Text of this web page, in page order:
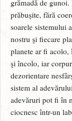
grămadă de
prăbuşite, fără
soarele sistemului
nostru şi fiecare
planete ar fi acolo,
şi încolo, iar
dezorientare
sistem al
adevăruri pot fi în
ciocnesc într-un